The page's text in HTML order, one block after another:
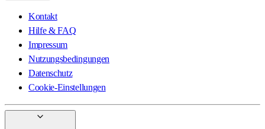
Kontakt
Hilfe & FAQ
Impressum
Nutzungsbedingungen
Datenschutz
Cookie-Einstellungen